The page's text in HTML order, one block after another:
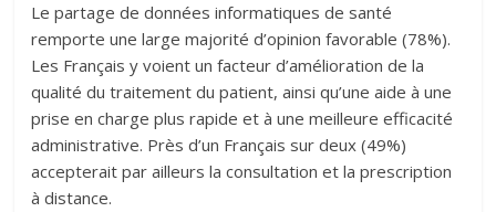
Le partage de données informatiques de santé
remporte une large majorité d’opinion favorable (78%).
Les Français y voient un facteur d’amélioration de la
qualité du traitement du patient, ainsi qu’une aide à une
prise en charge plus rapide et à une meilleure efficacité
administrative. Près d’un Français sur deux (49%)
accepterait par ailleurs la consultation et la prescription
à distance.